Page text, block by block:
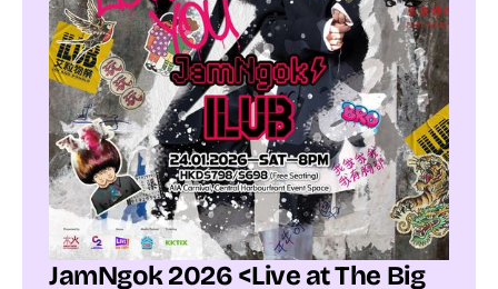
JamNgok 2026 <Live at The Big